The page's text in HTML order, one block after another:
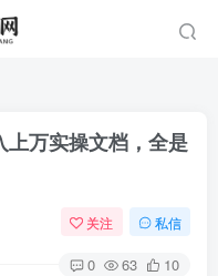
万实操文档，全是
关注 私信
0 63 10